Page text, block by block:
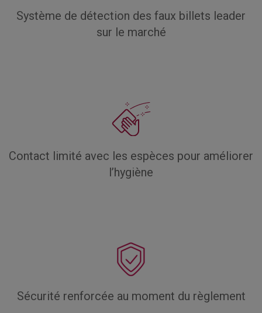
Système de détection des faux billets leader
sur le marché
Contact limité avec les espèces pour améliorer
l’hygiène
Sécurité renforcée au moment du règlement